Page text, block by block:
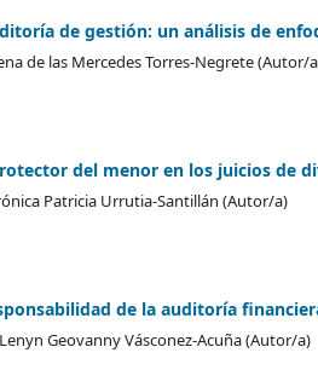
de gestión: un análisis de
de las Mercedes Torres-Negrete (Autor/
del menor en los juicios de
Patricia Urrutia-Santillán (Autor/a)
de la auditoría
Geovanny Vásconez-Acuña (Autor/a)